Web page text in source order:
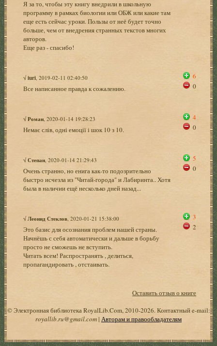
Я за то, чтобы эту книгу внедрили в школьную
программу в рамках биологии или ОБЖ или какие там
еще есть сейчас уроки. Пользы от неё будет точно
больше, чем от внедрения странных текстов многих
авторов.
Еще раз - спасибо!
√iuri , 2019-02-11 02:40:50
Все написанное правда к сожалению.
6
0
√Роман , 2020-01-14 19:28:23
Немає слів, одні емоції і шок 10 з 10.
4
0
√Степан , 2020-01-14 21:29:43
Очень странно, но енига как-то подозрительно
быстро исчезла из "Читай-города" и Лабиринта.. Хотя
была в наличии ещё несколько дней назад...
5
0
√Леонид Стеклов , 2020-01-21 15:38:00
Это базис для осознания проблем нашей страны.
Начнёшь с себя автоматически и дальше в борьбу
просто не сможешь не вступить.
Читать всем! Распространять , делиться,
пропагандировать , отстаивать.
3
2
Оставить отзыв о книге
© Электронная библиотека RoyalLib.Com, 2010-2026. Контактный e-mail:
royallib.ru@gmail.com| Авторам и правообладателям